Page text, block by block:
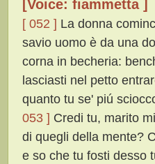
[Voice: fiammetta ]
[ 052 ] La donna
savio uomo è da una
corna in becheria:
lasciasti nel petto
quanto tu se' piú
053 ] Credi tu, marito
di quegli della mente?
e so che tu fosti desso